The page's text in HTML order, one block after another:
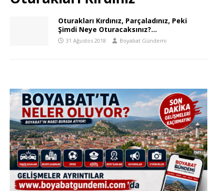
Oturakları Kırdınız, Parçaladınız, Peki
Şimdi Neye Oturacaksınız?…
31 Ağustos 2018 Boyabat Gündemi